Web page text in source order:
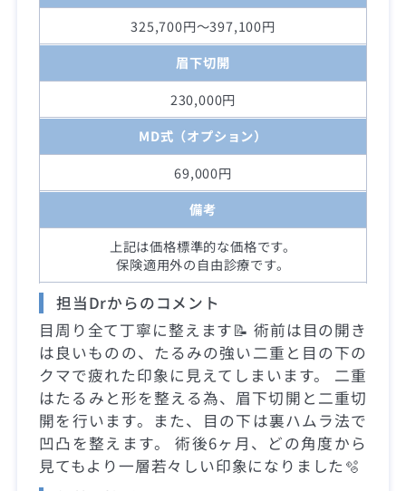
325,700円～397,100円
眉下切開
230,000円
MD式（オプション）
69,000円
備考
上記は価格標準的な価格です。
保険適用外の自由診療です。
担当Drからのコメント
目周り全て丁寧に整えます📝 術前は目の開き
は良いものの、たるみの強い二重と目の下の
クマで疲れた印象に見えてしまいます。 二重
はたるみと形を整える為、眉下切開と二重切
開を行います。また、目の下は裏ハムラ法で
凹凸を整えます。 術後6ヶ月、どの角度から
見てもより一層若々しい印象になりました🫧